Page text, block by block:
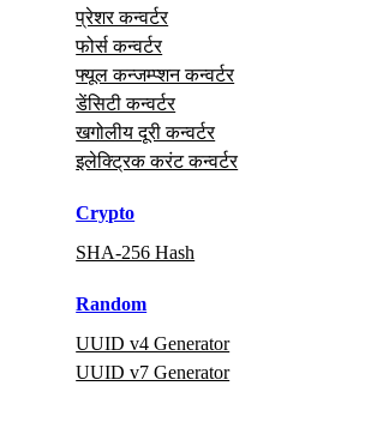
प्रेशर कन्वर्टर
फोर्स कन्वर्टर
फ्यूल कन्जम्प्शन कन्वर्टर
डेंसिटी कन्वर्टर
खगोलीय दूरी कन्वर्टर
इलेक्ट्रिक करंट कन्वर्टर
Crypto
SHA-256 Hash
Random
UUID v4 Generator
UUID v7 Generator